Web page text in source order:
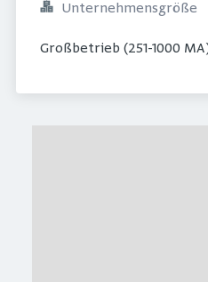
Unternehmensgröße
Großbetrieb (251-1000